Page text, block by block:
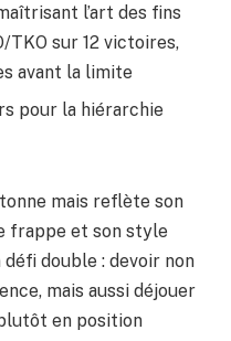
l’art des fins
TKO sur 12 victoires,
avant la limite
pour la hiérarchie
mais reflète son
frappe et son style
double : devoir non
mais aussi déjouer
en position